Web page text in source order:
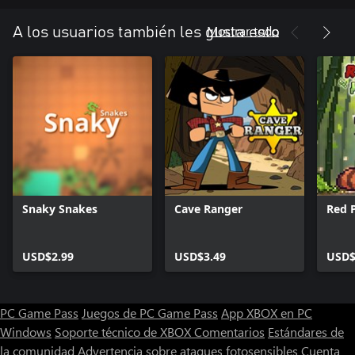
langosta, kraken, medusa, anguila eléctrica, cangrejo
• Excelentes sonidos compilados por el renombrado compositor
de música de juegos Tommy Tallarico
• Versión original de 1982 incluida
• Compatibilidad con teclado y joystick
A los usuarios también les gusta esto
Mostrar todo
Snaky Snakes
USD$2.99
Cave Ranger
USD$3.49
Red
PC Game Pass Juegos de PC Game Pass App XBOX en PC
Windows Soporte técnico de XBOXComentarios Estándares de
la comunidad Advertencia sobre ataques fotosensibles Cuenta